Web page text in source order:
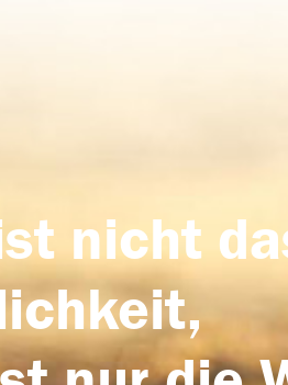
nicht